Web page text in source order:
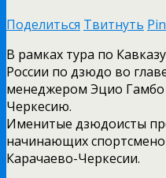
Поделиться Твитнуть Pin
В рамках тура по
России по дзюдо во
менеджером Эцио Гамбо
Черкесию.
Именитые дзюдоисты
начинающих
Карачаево-Черкесии.